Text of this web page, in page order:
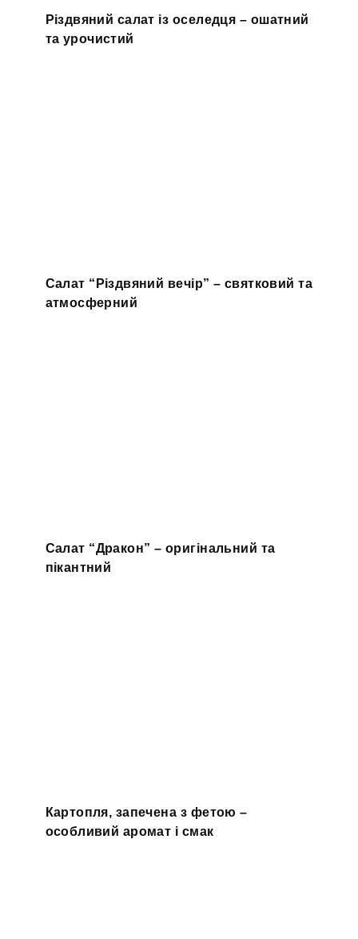
Різдвяний салат із оселедця – ошатний
та урочистий
Салат “Різдвяний вечір” – святковий та
атмосферний
Салат “Дракон” – оригінальний та
пікантний
Картопля, запечена з фетою –
особливий аромат і смак